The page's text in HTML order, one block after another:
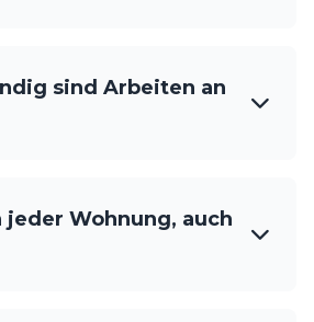
sind Arbeiten an
jeder Wohnung, auch